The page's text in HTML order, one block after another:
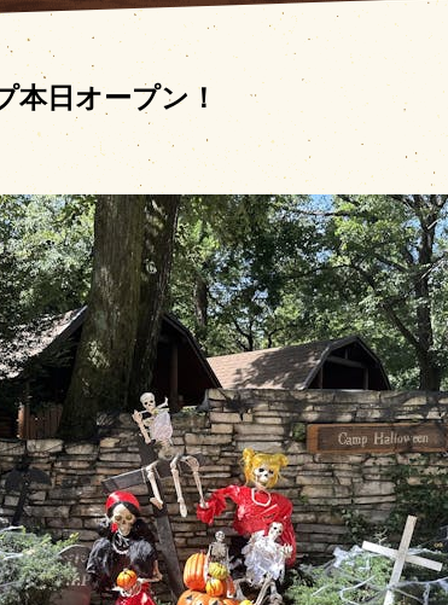
BBQ・デイキャンプ
場内施設
場内マップ
レンタル・販売品
１日の流れ
料金・シーズンカ
本日オープン！